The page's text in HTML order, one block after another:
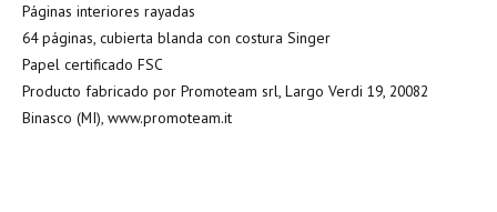
Páginas interiores rayadas
64 páginas, cubierta blanda con costura Singer
Papel certificado FSC
Producto fabricado por Promoteam srl, Largo Verdi 19, 20082
Binasco (MI), www.promoteam.it